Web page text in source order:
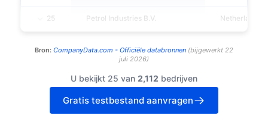
25 Petrol Industries B.V. Netherlands
Bron: CompanyData.com - Officiële databronnen (bijgewerkt 22
juli 2026)
U bekijkt 25 van 2,112 bedrijven
Gratis testbestand aanvragen